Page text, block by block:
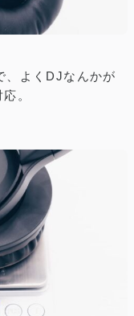
、よくDJなんかが
。